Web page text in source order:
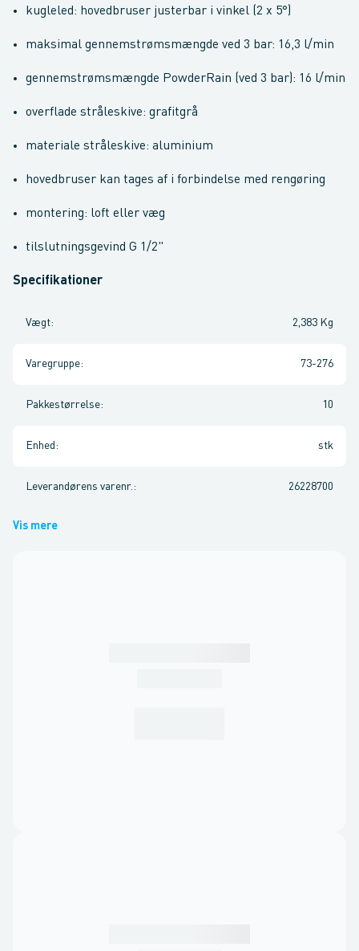
kugleled: hovedbruser justerbar i vinkel (2 x 5°)
maksimal gennemstrømsmængde ved 3 bar: 16,3 l/min
gennemstrømsmængde PowderRain (ved 3 bar): 16 l/min
overflade stråleskive: grafitgrå
materiale stråleskive: aluminium
hovedbruser kan tages af i forbindelse med rengøring
montering: loft eller væg
tilslutningsgevind G 1/2"
Specifikationer
Vægt: 2,383 Kg
Varegruppe: 73-276
Pakkestørrelse: 10
Enhed : stk
Leverandørens varenr. : 26228700
Vis mere